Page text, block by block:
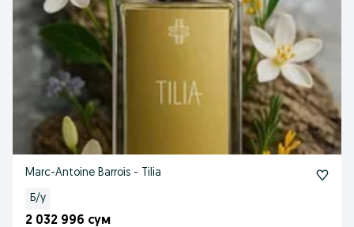
Marc-Antoine Barrois - Tilia
Б/у
2 032 996 сум